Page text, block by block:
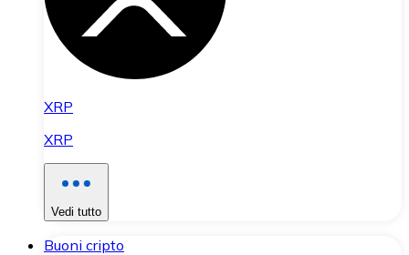
XRP
XRP
Vedi tutto
Buoni cripto